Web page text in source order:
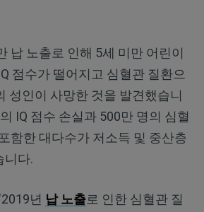
납 노출로 인해 5세 미만 어린이
점수가 떨어지고 심혈관 질환으
성인이 사망한 것을 발견했습니
IQ 점수 손실과 500만 명의 심혈
함한 대다수가 저소득 및 중산층
니다.
년 납 노출로 인한 심혈관 질